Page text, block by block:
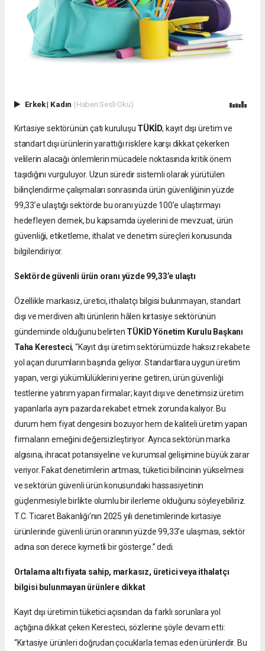
Erkek| Kadın (Haberi Sesli Oku)
Kırtasiye sektörünün çatı kuruluşu TÜKİD, kayıt dışı üretim ve
standart dışı ürünlerin yarattığı risklere karşı dikkat çekerken
velilerin alacağı önlemlerin mücadele noktasında kritik önem
taşıdığını vurguluyor. Uzun süredir sistemli olarak yürütülen
bilinçlendirme çalışmaları sonrasında ürün güvenliğinin yüzde
99,33’e ulaştığı sektörde bu oranı yüzde 100’e ulaştırmayı
hedefleyen dernek, bu kapsamda üyelerini de mevzuat, ürün
güvenliği, etiketleme, ithalat ve denetim süreçleri konusunda
bilgilendiriyor.
Sektörde güvenli ürün oranı yüzde 99,33’e ulaştı
Özellikle markasız, üretici, ithalatçı bilgisi bulunmayan, standart
dışı ve merdiven altı ürünlerin hâlen kırtasiye sektörünün
gündeminde olduğunu belirten TÜKİD Yönetim Kurulu Başkanı
Taha Keresteci, “Kayıt dışı üretim sektörümüzde haksız rekabete
yol açan durumların başında geliyor. Standartlara uygun üretim
yapan, vergi yükümlülüklerini yerine getiren, ürün güvenliği
testlerine yatırım yapan firmalar; kayıt dışı ve denetimsiz üretim
yapanlarla aynı pazarda rekabet etmek zorunda kalıyor. Bu
durum hem fiyat dengesini bozuyor hem de kaliteli üretim yapan
firmaların emeğini değersizleştiriyor. Ayrıca sektörün marka
algısına, ihracat potansiyeline ve kurumsal gelişimine büyük zarar
veriyor. Fakat denetimlerin artması, tüketici bilincinin yükselmesi
ve sektörün güvenli ürün konusundaki hassasiyetinin
güçlenmesiyle birlikte olumlu bir ilerleme olduğunu söyleyebiliriz.
T.C. Ticaret Bakanlığı’nın 2025 yılı denetimlerinde kırtasiye
ürünlerinde güvenli ürün oranının yüzde 99,33’e ulaşması, sektör
adına son derece kıymetli bir gösterge.” dedi.
Ortalama altı fiyata sahip, markasız, üretici veya ithalatçı
bilgisi bulunmayan ürünlere dikkat
Kayıt dışı üretimin tüketici açısından da farklı sorunlara yol
açtığına dikkat çeken Keresteci, sözlerine şöyle devam etti:
“Kırtasiye ürünleri doğrudan çocuklarla temas eden ürünlerdir. Bu